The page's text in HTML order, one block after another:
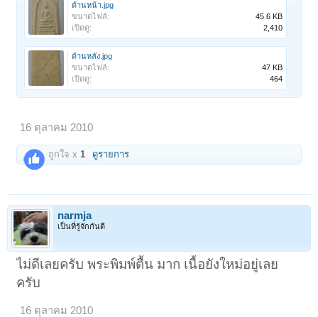
ด้านหน้า.jpg
ขนาดไฟล์:
45.6 KB
เปิดดู:
2,410
ด้านหลัง.jpg
ขนาดไฟล์:
47 KB
เปิดดู:
464
16 ตุลาคม 2010
ถูกใจ x1 ดูรายการ
narmja
เป็นที่รู้จักกันดี
ไม่ดีเลยครับ พระพิมพ์ตื้น มาก เนื้อยังใหม่อยู่เลย
ครับ
16 ตุลาคม 2010